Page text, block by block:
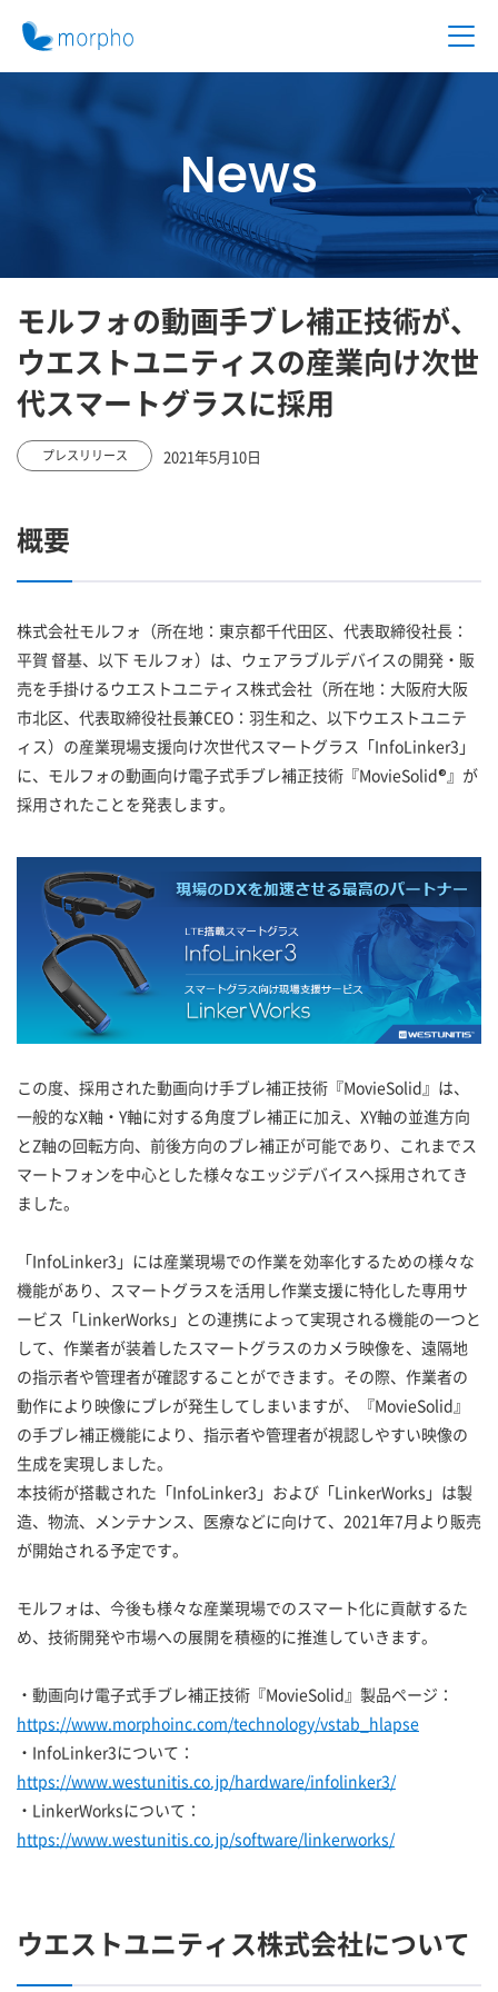
News
モルフォの動画手ブレ補正技術が、
ウエストユニティスの産業向け次世
代スマートグラスに採用
プレスリリース 2021年5月10日
概要
株式会社モルフォ（所在地：東京都千代田区、代表取締役社長：
平賀 督基、以下 モルフォ）は、ウェアラブルデバイスの開発・販
売を手掛けるウエストユニティス株式会社（所在地：大阪府大阪
市北区、代表取締役社長兼CEO：羽生和之、以下ウエストユニテ
ィス）の産業現場支援向け次世代スマートグラス「InfoLinker3」
に、モルフォの動画向け電子式手ブレ補正技術『MovieSolid®』が
採用されたことを発表します。
この度、採用された動画向け手ブレ補正技術『MovieSolid』は、
一般的なX軸・Y軸に対する角度ブレ補正に加え、XY軸の並進方向
とZ軸の回転方向、前後方向のブレ補正が可能であり、これまでス
マートフォンを中心とした様々なエッジデバイスへ採用されてき
ました。
「InfoLinker3」には産業現場での作業を効率化するための様々な
機能があり、スマートグラスを活用し作業支援に特化した専用サ
ービス「LinkerWorks」との連携によって実現される機能の一つと
して、作業者が装着したスマートグラスのカメラ映像を、遠隔地
の指示者や管理者が確認することができます。その際、作業者の
動作により映像にブレが発生してしまいますが、『MovieSolid』
の手ブレ補正機能により、指示者や管理者が視認しやすい映像の
生成を実現しました。
本技術が搭載された「InfoLinker3」および「LinkerWorks」は製
造、物流、メンテナンス、医療などに向けて、2021年7月より販売
が開始される予定です。
モルフォは、今後も様々な産業現場でのスマート化に貢献するた
め、技術開発や市場への展開を積極的に推進していきます。
・動画向け電子式手ブレ補正技術『MovieSolid』製品ページ：
https://www.morphoinc.com/technology/vstab_hlapse
・InfoLinker3について：
https://www.westunitis.co.jp/hardware/infolinker3/
・LinkerWorksについて：
https://www.westunitis.co.jp/software/linkerworks/
ウエストユニティス株式会社について